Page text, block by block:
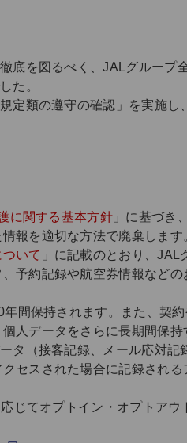
底を図るべく、JALグループ
た。
定類の遵守の確認」を実施
に関する基本方針 」に基づき
報を適切な方法で廃棄します
いて 」に記載のとおり、
予約記録や航空券情報など
間保持されます。また、契
人データをさらに長期間保
（接客記録、メール応対
セスされた場合に記録され
じてオプトイン・オプトア